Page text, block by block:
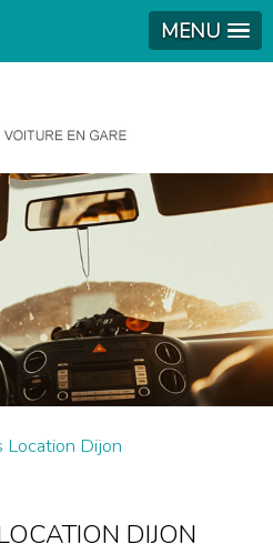
MENU
Dijon
DIJON